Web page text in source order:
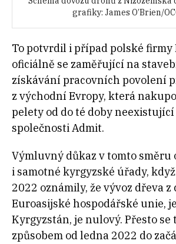
grafiky: James O’Brien/
To potvrdil i případ polské firmy
oficiálně se zaměřující na
získávání pracovních povolení
z východní Evropy, která
pelety od do té doby
společnosti Admit.
Výmluvný důkaz v tomto směru
i samotné kyrgyzské úřady,
2022 oznámily, že vývoz dřeva z
Euroasijské hospodářské unie,
Kyrgyzstán, je nulový. Přesto se
způsobem od ledna 2022 do